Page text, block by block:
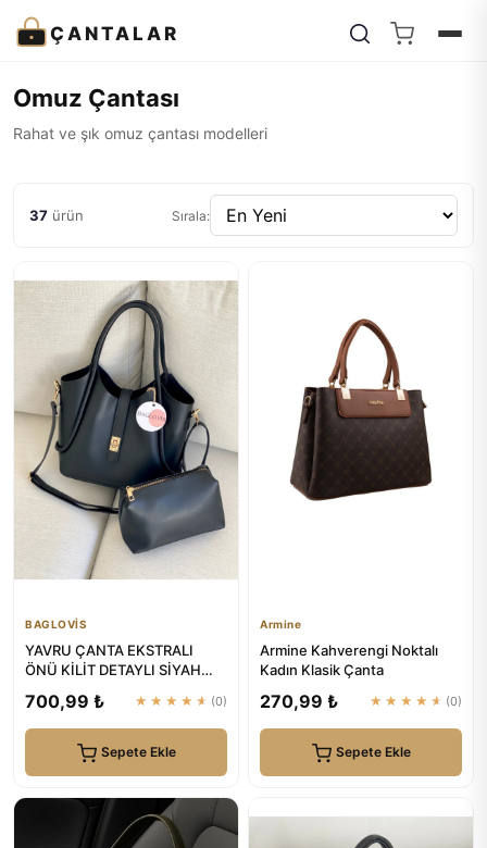
ÇANTALAR
Omuz Çantası
Rahat ve şık omuz çantası modelleri
37 ürün Sırala:
BAGLOVİS
YAVRU ÇANTA EKSTRALI
ÖNÜ KİLİT DETAYLI SİYAH
BAGLOVİS
700,99 ₺ ★★★★★ (0)
Sepete Ekle
Armine
Armine Kahverengi Noktalı
Kadın Klasik Çanta
270,99 ₺ ★★★★★ (0)
Sepete Ekle